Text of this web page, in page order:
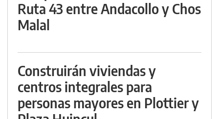
Ruta 43 entre Andacollo y Chos
Malal
Construirán viviendas y
centros integrales para
personas mayores en Plottier y